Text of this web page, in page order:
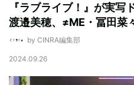
『ラブライブ！』が実写
渡邉美穂、≠ME・冨田菜
by CINRA編集部
2024.09.26